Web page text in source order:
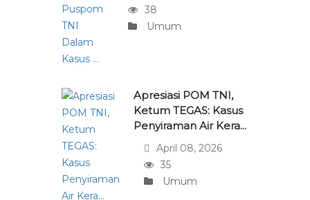
38
Umum
Apresiasi POM TNI,
Ketum TEGAS: Kasus
Penyiraman Air Kera...
April 08, 2026
35
Umum